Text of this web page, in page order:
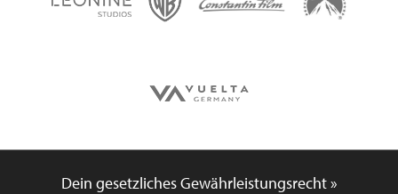
Dein gesetzliches Gewährleistungsrecht »